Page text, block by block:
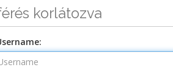
korlátozva